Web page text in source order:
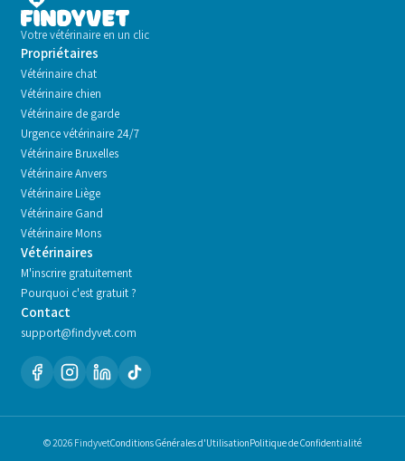
Votre vétérinaire en un clic
Propriétaires
Vétérinaire chat
Vétérinaire chien
Vétérinaire de garde
Urgence vétérinaire 24/7
Vétérinaire Bruxelles
Vétérinaire Anvers
Vétérinaire Liège
Vétérinaire Gand
Vétérinaire Mons
Vétérinaires
M'inscrire gratuitement
Pourquoi c'est gratuit ?
Contact
support@findyvet.com
© 2026 FindyvetConditions Générales d'UtilisationPolitique de Confidentialité